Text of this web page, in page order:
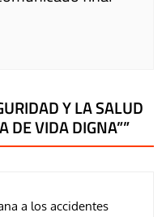
Y LA SALUD
DE VIDA DIGNA””
a los accidentes